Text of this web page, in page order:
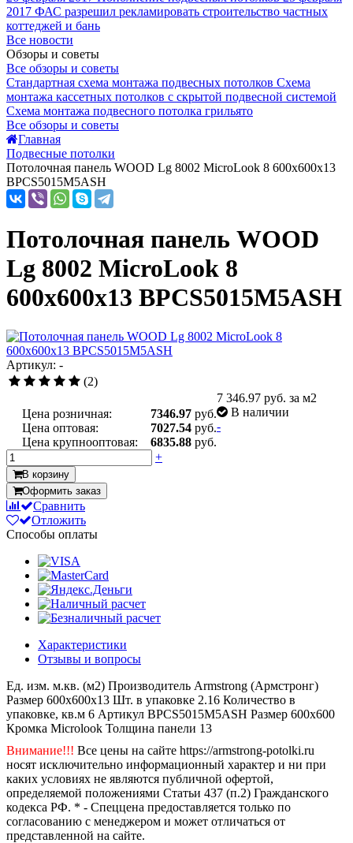
2017 ФАС разрешил рекламировать строительство частных
коттеджей и бань
Все новости
Обзоры и советы
Все обзоры и советы
Стандартная схема монтажа подвесных потолков Схема
монтажа кассетных потолков с скрытой подвесной системой
Схема монтажа подвесного потолка грильято
Все обзоры и советы
Главная
Подвесные потолки
Потолочная панель WOOD Lg 8002 MicroLook 8 600x600x13
BPCS5015M5ASH
Потолочная панель WOOD
Lg 8002 MicroLook 8
600x600x13 BPCS5015M5ASH
Артикул: -
(2)
Цена розничная: 7346.97 руб.
Цена оптовая:
7027.54 руб.
Цена крупнооптовая:
6835.88 руб.
7 346.97 руб. за м2
В наличии
-
+
В корзину
Оформить заказ
Сравнить
Отложить
Способы оплаты
Характеристики
Отзывы и вопросы
Ед. изм. м.кв. (м2) Производитель Armstrong (Армстронг)
Размер 600x600x13 Шт. в упаковке 2.16 Количество в
упаковке, кв.м 6 Артикул BPCS5015M5ASH Размер 600x600
Кромка Microlook Толщина панели 13
Внимание!!! Все цены на сайте https://armstrong-potolki.ru
носят исключительно информационный характер и ни при
каких условиях не являются публичной офертой,
определяемой положениями Статьи 437 (п.2) Гражданского
кодекса РФ. * - Спеццена предоставляется только по
согласованию с менеджером и может отличаться от
представленной на сайте.